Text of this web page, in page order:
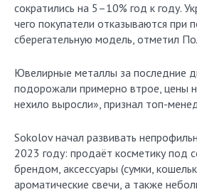
сократились на 5–10% год к году.
чего покупатели отказываются при
сберегательную модель, отметил
Ювелирные металлы за последние
подорожали примерно втрое, цены
нехило выросли», признал топ-
Sokolov начал развивать
2023 году: продаёт косметику под
брендом, аксессуары (сумки,
ароматические свечи, а также